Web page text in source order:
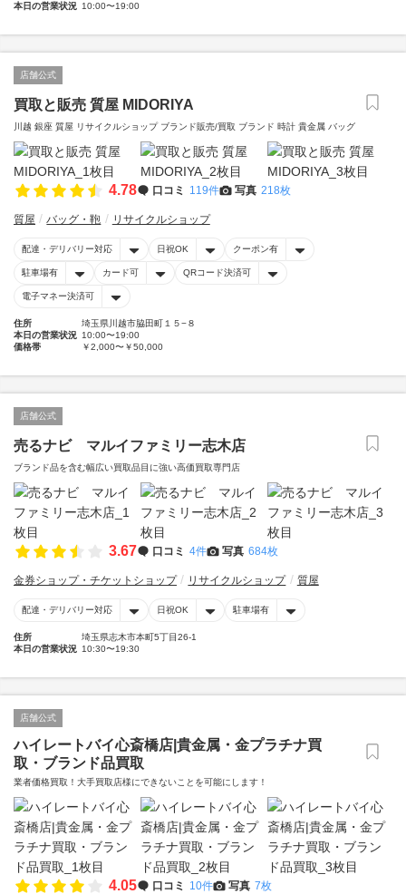
本日の営業状況 10:00〜19:00
店舗公式
買取と販売 質屋 MIDORIYA
川越 銀座 質屋 リサイクルショップ ブランド販売/買取 ブランド 時計 貴金属 バッグ
4.78 口コミ 119件 写真 218枚
質屋 バッグ・鞄 リサイクルショップ
配達・デリバリー対応 日祝OK クーポン有
駐車場有 カード可 QRコード決済可
電子マネー決済可
住所
埼玉県川越市脇田町１５−８
本日の営業状況 10:00〜19:00
価格帯
￥2,000〜￥50,000
店舗公式
売るナビ マルイファミリー志木店
ブランド品を含む幅広い買取品目に強い高価買取専門店
3.67 口コミ 4件 写真 684枚
金券ショップ・チケットショップ リサイクルショップ 質屋
配達・デリバリー対応 日祝OK 駐車場有
住所
埼玉県志木市本町5丁目26-1
本日の営業状況 10:30〜19:30
店舗公式
ハイレートバイ心斎橋店|貴金属・金プラチナ買
取・ブランド品買取
業者価格買取！大手買取店様にできないことを可能にします！
4.05 口コミ 10件 写真 7枚